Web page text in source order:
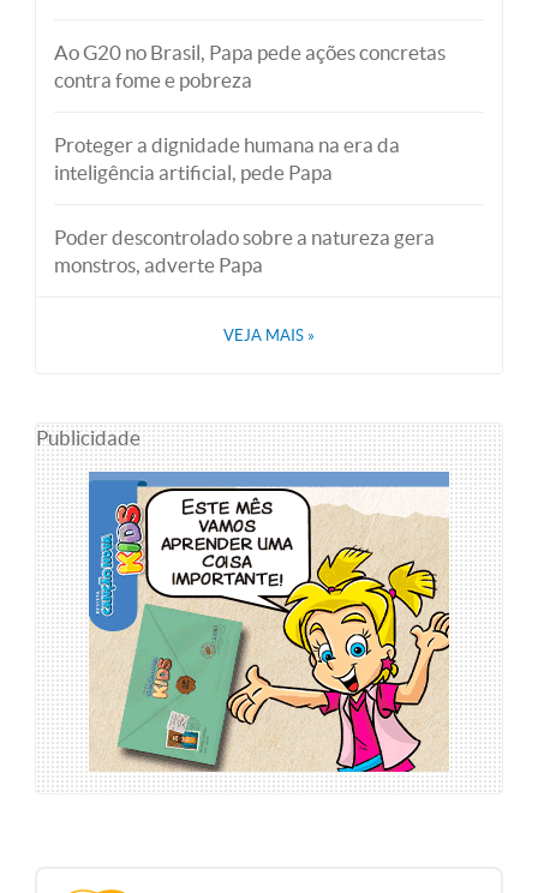
Ao G20 no Brasil, Papa pede ações concretas
contra fome e pobreza
Proteger a dignidade humana na era da
inteligência artificial, pede Papa
Poder descontrolado sobre a natureza gera
monstros, adverte Papa
VEJA MAIS »
Publicidade